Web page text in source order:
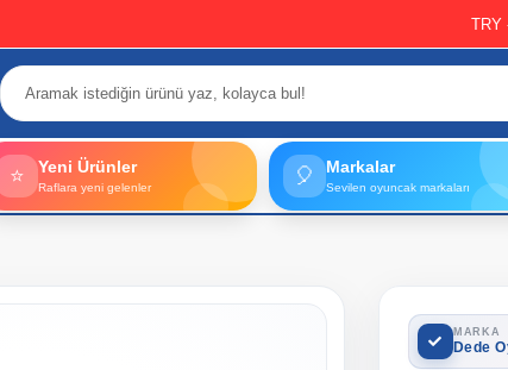
TRY
⭐ Yeni Ürünler
Raflara yeni gelenler 🎈 Markalar
Sevilen oyuncak markaları
MARKA
Dede